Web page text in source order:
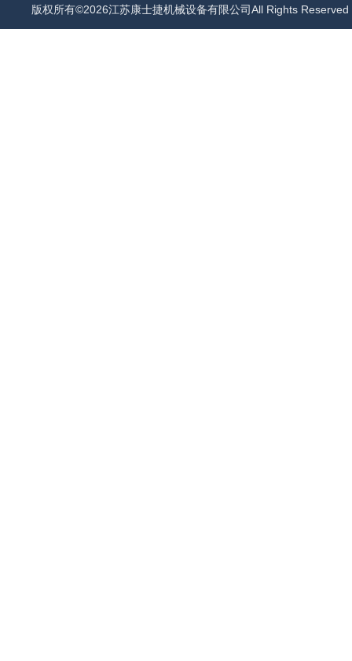
版权所有©2026江苏康士捷机械设备有限公司All Rights